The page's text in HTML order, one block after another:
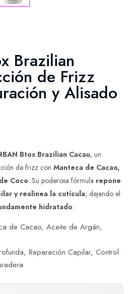
Brazilian
de Frizz
y Alisado
Btox Brazilian Cacau, un
de frizz con Manteca de Cacao,
Coco. Su poderosa fórmula repone
y realinea la cutícula, dejando el
hidratado.
de Cacao, Aceite de Argán,
Reparación Capilar, Control